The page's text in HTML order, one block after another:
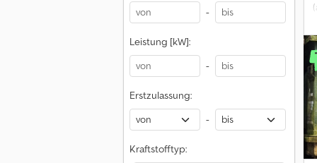
-
Leistung [kW]:
-
Erstzulassung:
-
Kraftstofftyp: